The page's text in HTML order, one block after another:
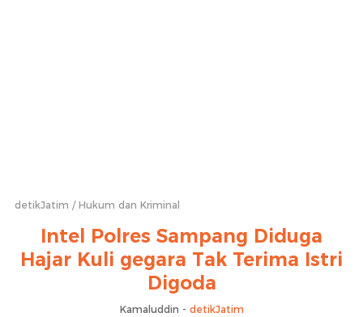
detikJatim Hukum dan Kriminal
Intel Polres Sampang Diduga
Hajar Kuli gegara Tak Terima Istri
Digoda
Kamaluddin - detikJatim